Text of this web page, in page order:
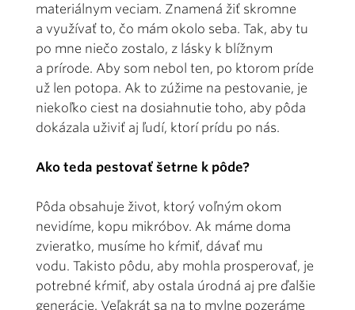
materiálnym veciam. Znamená žiť skromne
a využívať to, čo mám okolo seba. Tak, aby tu
po mne niečo zostalo, z lásky k blížnym
a prírode. Aby som nebol ten, po ktorom príde
už len potopa. Ak to zúžime na pestovanie, je
niekoľko ciest na dosiahnutie toho, aby pôda
dokázala uživiť aj ľudí, ktorí prídu po nás.
Ako teda pestovať šetrne k pôde?
Pôda obsahuje život, ktorý voľným okom
nevidíme, kopu mikróbov. Ak máme doma
zvieratko, musíme ho kŕmiť, dávať mu
vodu. Takisto pôdu, aby mohla prosperovať, je
potrebné kŕmiť, aby ostala úrodná aj pre ďalšie
generácie. Veľakrát sa na to mylne pozeráme